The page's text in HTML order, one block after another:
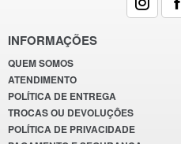
INFORMAÇÕES
QUEM SOMOS
ATENDIMENTO
POLÍTICA DE ENTREGA
TROCAS OU DEVOLUÇÕES
POLÍTICA DE PRIVACIDADE